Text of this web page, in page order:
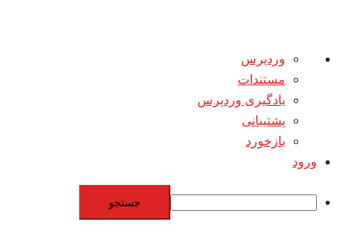
درباره
وردپرس
وردپرس
مستندات
یادگیری وردپرس
پشتیبانی
بازخورد
ورود
جستجو